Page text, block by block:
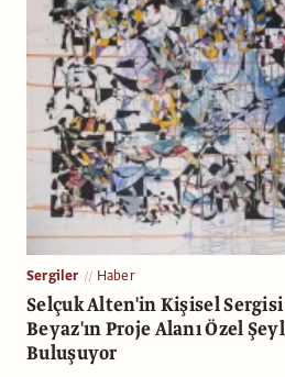
Sergiler Haber
Selçuk Alten'in Kişisel
Beyaz'ın Proje Alanı Özel
Buluşuyor